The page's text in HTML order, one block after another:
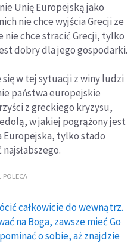
Unię Europejską jako
nie chce wyjścia Grecji ze
chce stracić Grecji, tylko
dobry dla jego gospodarki.
w tej sytuacji z winy ludzi
państwa europejskie
z greckiego kryzysu,
w jakiej pogrążony jest
Europejska, tylko stado
POLECA
całkowicie do wewnątrz.
na Boga, zawsze mieć Go
o sobie, aż znajdzie